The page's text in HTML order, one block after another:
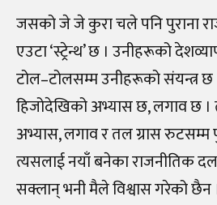
जसको जे जे कुरा चले पनि पुराना
एउटा ‘स्ट्रेन्थ’ छ । उनीहरूको
टोल–टोलसम्म उनीहरूको संयन्त्र
हिजोदेखिको अभ्यास छ, लगाव छ ।
अभ्यास, लगाव र तल ग्रास
त्यसलाई नयाँ बनेका राजनीतिक
सक्लान् भनी मैले विश्वास गरेको छैन